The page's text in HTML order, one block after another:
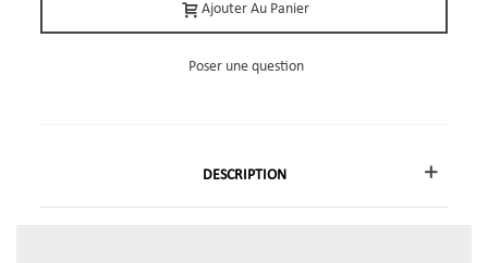
Ajouter Au Panier
Poser une question
DESCRIPTION